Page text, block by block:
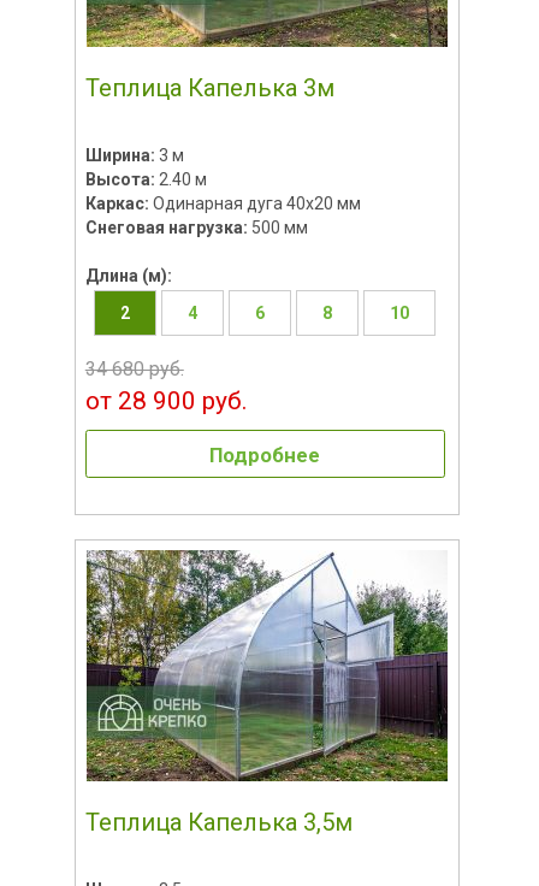
Теплица Капелька 3м
Ширина: 3 м
Высота: 2.40 м
Каркас: Одинарная дуга 40х20 мм
Снеговая нагрузка: 500 мм
Длина (м):
2
4 6 8 10
34 680 руб.
от 28 900 руб.
Подробнее
Теплица Капелька 3,5м